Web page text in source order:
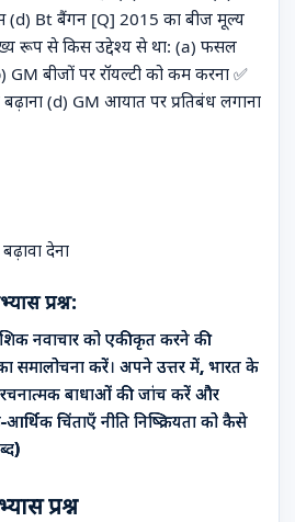
(d) Bt बैंगन [Q] 2015 का बीज मूल्य
रूप से किस उद्देश्य से था: (a) फसल
GM बीजों पर रॉयल्टी को कम करना ✅
बढ़ाना (d) GM आयात पर प्रतिबंध लगाना
देना
प्रश्न:
नवाचार को एकीकृत करने की
समालोचना करें। अपने उत्तर में, भारत के
संरचनात्मक बाधाओं की जांच करें और
चिंताएँ नीति निष्क्रियता को कैसे
प्रश्न